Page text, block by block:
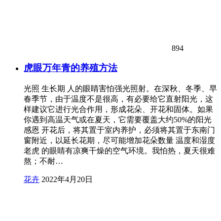
894
虎眼万年青的养殖方法
光照 生长期 人的眼睛害怕强光照射。在深秋、冬季、早
春季节，由于温度不是很高，有必要给它直射阳光，这
样建议它进行光合作用，形成花朵、开花和固体。如果
你遇到高温天气或在夏天，它需要覆盖大约50%的阳光
感恩 开花后，将其置于室内养护，必须将其置于东南门
窗附近，以延长花期，尽可能增加花朵数量 温度和湿度
老虎 的眼睛有凉爽干燥的空气环境。我怕热，夏天很难
熬；不耐…
花卉 2022年4月20日